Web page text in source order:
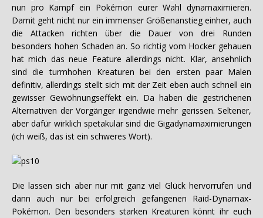
nun pro Kampf ein Pokémon eurer Wahl dynamaximieren.
Damit geht nicht nur ein immenser Größenanstieg einher, auch
die Attacken richten über die Dauer von drei Runden
besonders hohen Schaden an. So richtig vom Hocker gehauen
hat mich das neue Feature allerdings nicht. Klar, ansehnlich
sind die turmhohen Kreaturen bei den ersten paar Malen
definitiv, allerdings stellt sich mit der Zeit eben auch schnell ein
gewisser Gewöhnungseffekt ein. Da haben die gestrichenen
Alternativen der Vorgänger irgendwie mehr gerissen. Seltener,
aber dafür wirklich spetakulär sind die Gigadynamaximierungen
(ich weiß, das ist ein schweres Wort).
Die lassen sich aber nur mit ganz viel Glück hervorrufen und
dann auch nur bei erfolgreich gefangenen Raid-Dynamax-
Pokémon. Den besonders starken Kreaturen könnt ihr euch